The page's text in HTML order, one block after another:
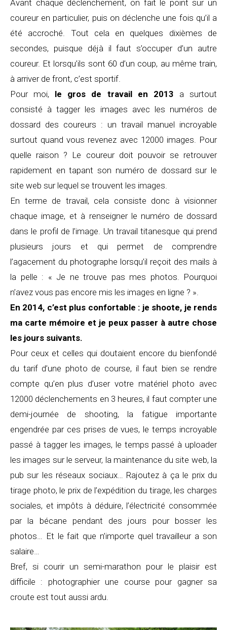
Avant chaque déclenchement, on fait le point sur un
coureur en particulier, puis on déclenche une fois qu’il a
été accroché. Tout cela en quelques dixièmes de
secondes, puisque déjà il faut s’occuper d’un autre
coureur. Et lorsqu’ils sont 60 d’un coup, au même train,
à arriver de front, c’est sportif.
Pour moi, le gros de travail en 2013 a surtout
consisté à tagger les images avec les numéros de
dossard des coureurs : un travail manuel incroyable
surtout quand vous revenez avec 12000 images. Pour
quelle raison ? Le coureur doit pouvoir se retrouver
rapidement en tapant son numéro de dossard sur le
site web sur lequel se trouvent les images.
En terme de travail, cela consiste donc à visionner
chaque image, et à renseigner le numéro de dossard
dans le profil de l’image. Un travail titanesque qui prend
plusieurs jours et qui permet de comprendre
l’agacement du photographe lorsqu’il reçoit des mails à
la pelle : « Je ne trouve pas mes photos. Pourquoi
n’avez vous pas encore mis les images en ligne ? ».
En 2014, c’est plus confortable : je shoote, je rends
ma carte mémoire et je peux passer à autre chose
les jours suivants.
Pour ceux et celles qui doutaient encore du bienfondé
du tarif d’une photo de course, il faut bien se rendre
compte qu’en plus d’user votre matériel photo avec
12000 déclenchements en 3 heures, il faut compter une
demi-journée de shooting, la fatigue importante
engendrée par ces prises de vues, le temps incroyable
passé à tagger les images, le temps passé à uploader
les images sur le serveur, la maintenance du site web, la
pub sur les réseaux sociaux… Rajoutez à ça le prix du
tirage photo, le prix de l’expédition du tirage, les charges
sociales, et impôts à déduire, l’électricité consommée
par la bécane pendant des jours pour bosser les
photos… Et le fait que n’importe quel travailleur a son
salaire…
Bref, si courir un semi-marathon pour le plaisir est
difficile : photographier une course pour gagner sa
croute est tout aussi ardu.